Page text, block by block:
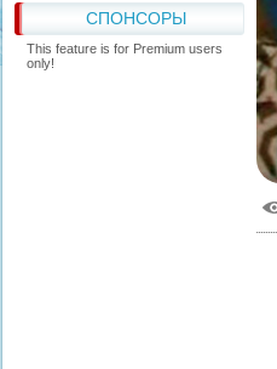
СПОНСОРЫ
This feature is for Premium users
only!